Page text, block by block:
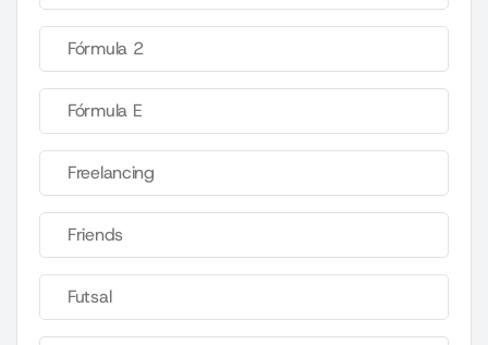
Fórmula 2
Fórmula E
Freelancing
Friends
Futsal